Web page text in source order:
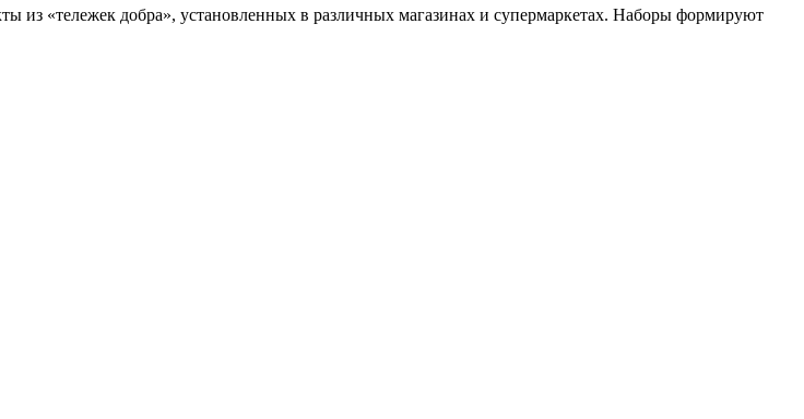
из «тележек добра», установленных в различных магазинах и супермаркетах. Наборы формируют